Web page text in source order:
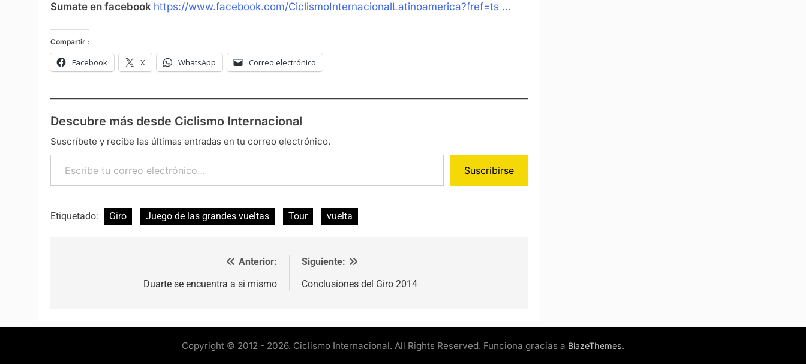
Sumate en facebook https://www.facebook.com/CiclismoInternacionalLatinoamerica?fref=ts …
Compartir :
Facebook X WhatsApp Correo electrónico
Descubre más desde Ciclismo Internacional
Suscríbete y recibe las últimas entradas en tu correo electrónico.
Escribe tu correo electrónico…
Suscribirse
Etiquetado: Giro Juego de las grandes vueltas Tour vuelta
Anterior:
Duarte se encuentra a si mismo
Siguiente:
Conclusiones del Giro 2014
Copyright © 2012 - 2026. Ciclismo Internacional. All Rights Reserved. Funciona gracias a BlazeThemes.